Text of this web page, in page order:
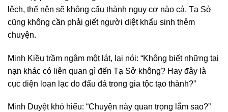
lệch, thế nên sẽ không cấu thành nguy cơ nào cả, Tạ Sở
cũng không cần phải giết người diệt khẩu sinh thêm
chuyện.
Minh Kiều trầm ngâm một lát, lại nói: “Không biết những tai
nạn khác có liên quan gì đến Tạ Sở không? Hay đây là
cục diện loạn lạc do đấu đá trong gia tộc tạo thành?”
Minh Duyệt khó hiểu: “Chuyện này quan trọng lắm sao?”